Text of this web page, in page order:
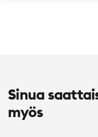
Sinua
myös